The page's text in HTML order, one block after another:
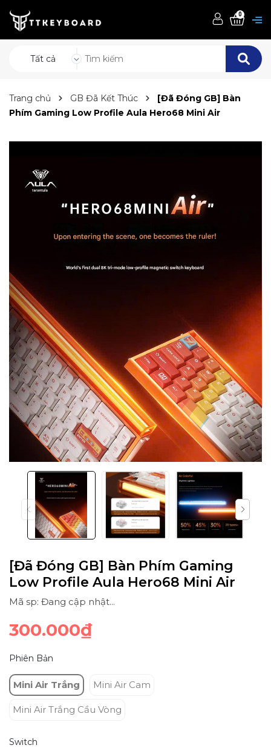
Tất cả
0
Trang chủ GB Đã Kết Thúc
[Đã Đóng GB] Bàn
Phím Gaming Low Profile Aula Hero68 Mini Air
[Đã Đóng GB] Bàn Phím Gaming
Low Profile Aula Hero68 Mini Air
Mã sp: Đang cập nhật...
300.000₫
Phiên Bản
Mini Air Trắng Mini Air Cam
Mini Air Trắng Cầu Vòng
Switch